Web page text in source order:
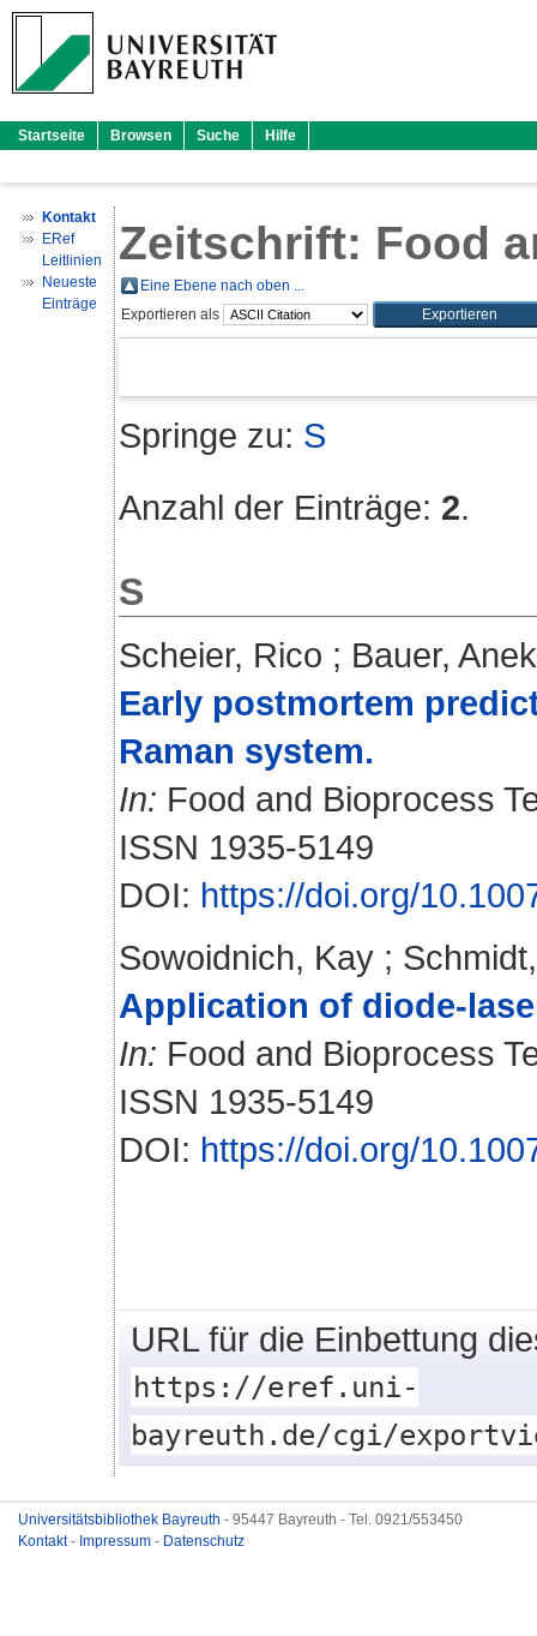
Startseite Browsen Suche Hilfe
Kontakt
ERef
Leitlinien
Neueste
Einträge
Zeitschrift: Food
Eine Ebene nach oben ...
Exportieren als
Springe zu: S
Anzahl der Einträge: 2.
S
Scheier, Rico ; Bauer,
Early postmortem
Raman system.
In: Food and Bioprocess
ISSN 1935-5149
DOI: https://doi.org/
Sowoidnich, Kay ;
Application of diode-
In: Food and Bioprocess
ISSN 1935-5149
DOI: https://doi.org/
URL für die Einbettung
https://eref.uni-
bayreuth.de/cgi/
Universitätsbibliothek Bayreuth - 95447 Bayreuth - Tel. 0921/553450
Kontakt- Impressum - Datenschutz